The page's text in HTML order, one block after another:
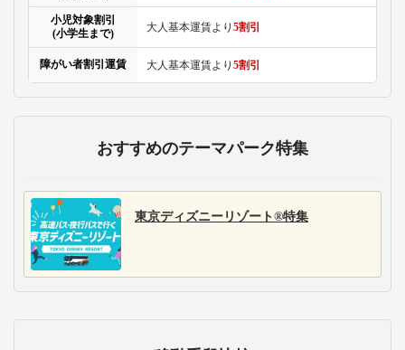
小児対象割引
(小学生まで)
大人基本運賃より 5割引
障がい者割引運賃 大人基本運賃より 5割引
おすすめのテーマパーク特集
東京ディズニーリゾート®特集